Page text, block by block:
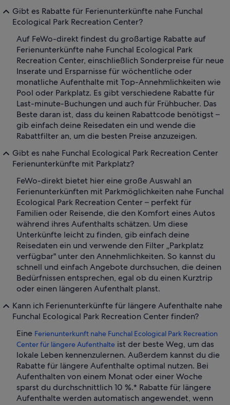
Gibt es Rabatte für Ferienunterkünfte nahe Funchal
Ecological Park Recreation Center?
Auf FeWo-direkt findest du großartige Rabatte auf
Ferienunterkünfte nahe Funchal Ecological Park
Recreation Center, einschließlich Sonderpreise für neue
Inserate und Ersparnisse für wöchentliche oder
monatliche Aufenthalte mit Top-Annehmlichkeiten wie
Pool oder Parkplatz. Es gibt verschiedene Rabatte für
Last-minute-Buchungen und auch für Frühbucher. Das
Beste daran ist, dass du keinen Rabattcode benötigst –
gib einfach deine Reisedaten ein und wende die
Rabattfilter an, um die besten Preise anzuzeigen.
Gibt es nahe Funchal Ecological Park Recreation Center
Ferienunterkünfte mit Parkplatz?
FeWo-direkt bietet hier eine große Auswahl an
Ferienunterkünften mit Parkmöglichkeiten nahe Funchal
Ecological Park Recreation Center – perfekt für
Familien oder Reisende, die den Komfort eines Autos
während ihres Aufenthalts schätzen. Um diese
Unterkünfte leicht zu finden, gib einfach deine
Reisedaten ein und verwende den Filter „Parkplatz
verfügbar" unter den Annehmlichkeiten. So kannst du
schnell und einfach Angebote durchsuchen, die deinen
Bedürfnissen entsprechen, egal ob du einen Kurztrip
oder einen längeren Aufenthalt planst.
Kann ich Ferienunterkünfte für längere Aufenthalte nahe
Funchal Ecological Park Recreation Center finden?
Eine Ferienunterkunft nahe Funchal Ecological Park Recreation
Center für längere Aufenthalte ist der beste Weg, um das
lokale Leben kennenzulernen. Außerdem kannst du die
Rabatte für längere Aufenthalte optimal nutzen. Bei
Aufenthalten von einem Monat oder einer Woche
sparst du durchschnittlich 10 %.* Rabatte für längere
Aufenthalte werden automatisch angewendet, wenn